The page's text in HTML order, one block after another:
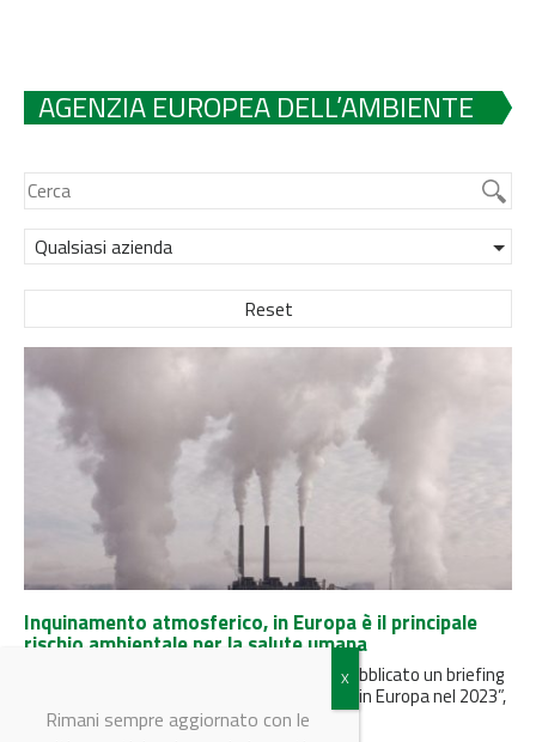
AGENZIA EUROPEA DELL’AMBIENTE
Qualsiasi azienda
Reset
Inquinamento atmosferico, in Europa è il principale
rischio ambientale per la salute umana
L'Agenzia Europea dell’Ambiente (EEA) ha pubblicato un briefing
che fa parte del Pacchetto “Qualità dell’aria in Europa nel 2023”,
che...Rimani sempre aggiornato con le